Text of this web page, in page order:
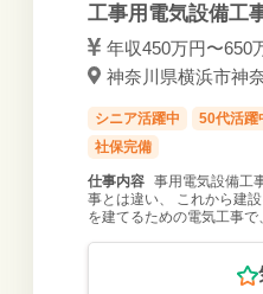
工事用電気設備工
年収450万円〜650
神奈川県横浜市神
シニア活躍中 50代活躍
社保完備
仕事内容
事用電気設備工
事とは違い、 これから建
を建てるための電気工事